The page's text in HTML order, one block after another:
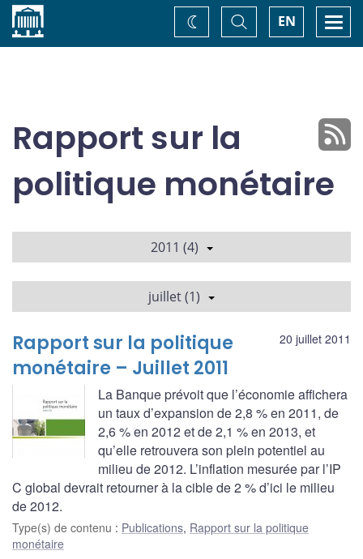
Accueil EN
Basculer
la
recherche
Changez
de
Rapport sur la
politique monétaire
2011 (4)
juillet (1)
20 juillet 2011
Rapport sur la politique
monétaire – Juillet 2011
La Banque prévoit que l’économie affichera
un taux d’expansion de 2,8 % en 2011, de
2,6 % en 2012 et de 2,1 % en 2013, et
qu’elle retrouvera son plein potentiel au
milieu de 2012. L’inflation mesurée par l’IP
C global devrait retourner à la cible de 2 % d’ici le milieu
de 2012.
Type(s) de contenu : Publications, Rapport sur la politique
monétaire